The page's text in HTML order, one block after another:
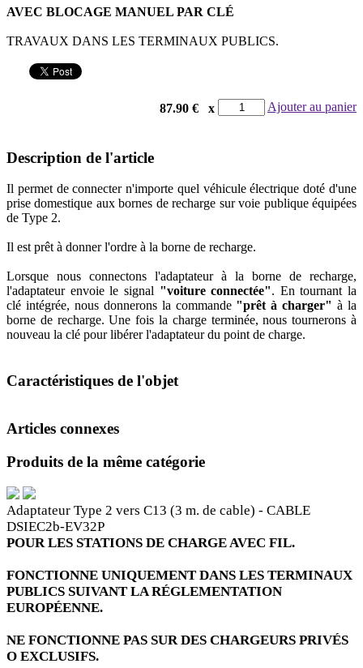
AVEC BLOCAGE MANUEL PAR CLÉ
TRAVAUX DANS LES TERMINAUX PUBLICS.
87.90 € x Ajouter au panier
Description de l'article
Il permet de connecter n'importe quel véhicule électrique doté d'une
prise domestique aux bornes de recharge sur voie publique équipées
de Type 2.
Il est prêt à donner l'ordre à la borne de recharge.
Lorsque nous connectons l'adaptateur à la borne de recharge,
l'adaptateur envoie le signal "voiture connectée". En tournant la
clé intégrée, nous donnerons la commande "prêt à charger" à la
borne de recharge. Une fois la charge terminée, nous tournerons à
nouveau la clé pour libérer l'adaptateur du point de charge.
Caractéristiques de l'objet
Articles connexes
Produits de la même catégorie
Adaptateur Type 2 vers C13 (3 m. de cable) - CABLE
DSIEC2b-EV32P
POUR LES STATIONS DE CHARGE AVEC FIL.
FONCTIONNE UNIQUEMENT DANS LES TERMINAUX
PUBLICS SUIVANT LA RÉGLEMENTATION
EUROPÉENNE.
NE FONCTIONNE PAS SUR DES CHARGEURS PRIVÉS
O EXCLUSIFS.